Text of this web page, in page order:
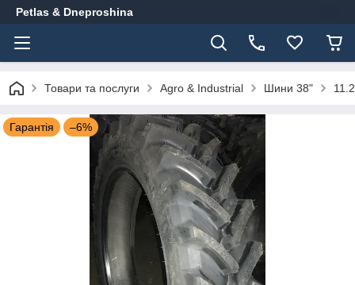
Petlas & Dneproshina
Товари та послуги Agro & Industrial Шини 38"
Гарантія –6%